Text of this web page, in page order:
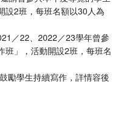
設2班，每班名額以30人為
／22、2022／23學年曾參
班」，活動開設2班，每班名
勵學生持續寫作，詳情容後